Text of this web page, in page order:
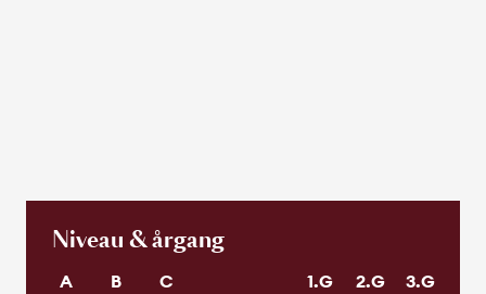
Niveau & årgang
A B C 1.G 2.G 3.G